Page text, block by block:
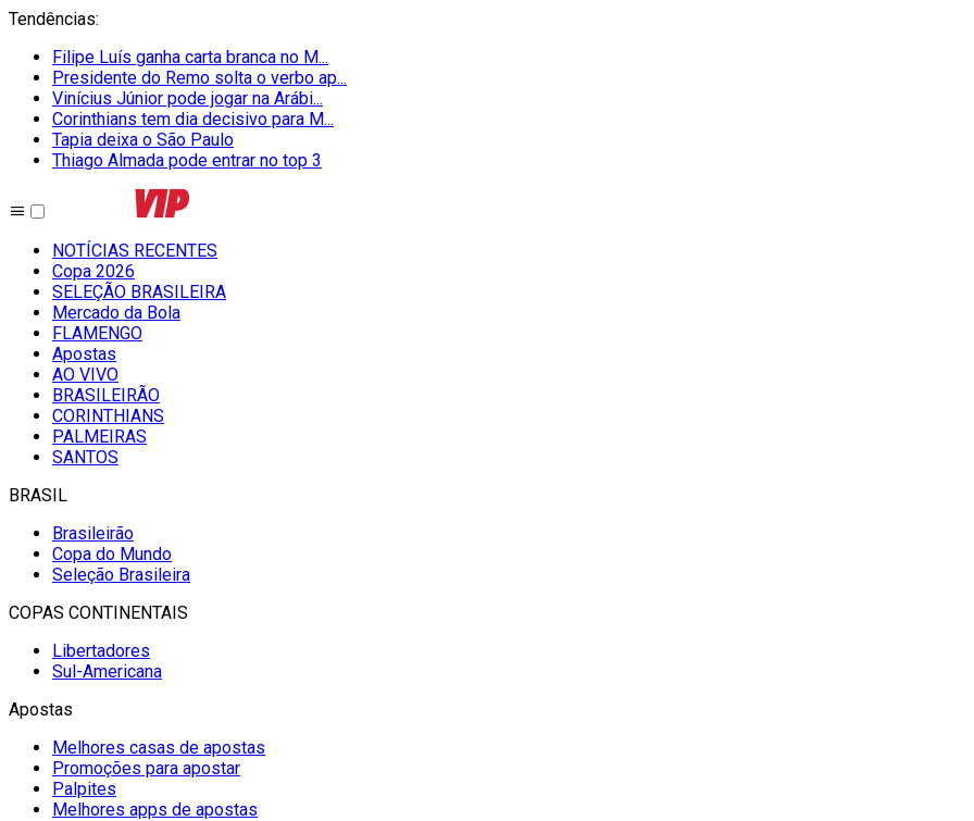
Tendências:
Filipe Luís ganha carta branca no M...
Presidente do Remo solta o verbo ap...
Vinícius Júnior pode jogar na Arábi...
Corinthians tem dia decisivo para M...
Tapia deixa o São Paulo
Thiago Almada pode entrar no top 3
NOTÍCIAS RECENTES
Copa 2026
SELEÇÃO BRASILEIRA
Mercado da Bola
FLAMENGO
Apostas
AO VIVO
BRASILEIRÃO
CORINTHIANS
PALMEIRAS
SANTOS
BRASIL
Brasileirão
Copa do Mundo
Seleção Brasileira
COPAS CONTINENTAIS
Libertadores
Sul-Americana
Apostas
Melhores casas de apostas
Promoções para apostar
Palpites
Melhores apps de apostas